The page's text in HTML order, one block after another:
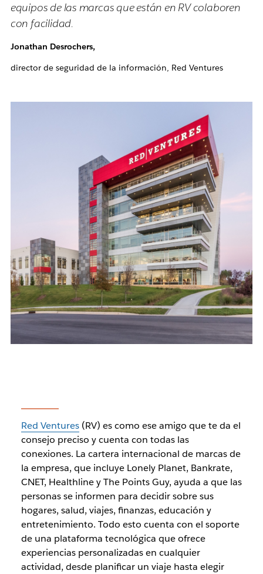
equipos de las marcas que están en RV colaboren
con facilidad.
Jonathan Desrochers,
director de seguridad de la información, Red Ventures
Red Ventures(RV) es como ese amigo que te da el
consejo preciso y cuenta con todas las
conexiones. La cartera internacional de marcas de
la empresa, que incluye Lonely Planet, Bankrate,
CNET, Healthline y The Points Guy, ayuda a que las
personas se informen para decidir sobre sus
hogares, salud, viajes, finanzas, educación y
entretenimiento. Todo esto cuenta con el soporte
de una plataforma tecnológica que ofrece
experiencias personalizadas en cualquier
actividad, desde planificar un viaje hasta elegir